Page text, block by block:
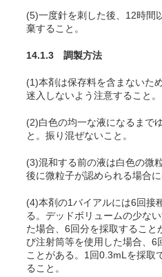
(5)一度針を刺した後、12時間
棄すること。
14.1.3 調製方法
(1)本剤は保存料を含まないた
迷入しないよう注意すること。
(2)白色の均一な液になるまで
と。振り混ぜないこと。
(3)混和する前の液は白色の微
後に微粒子が認められる場合に
(4)本剤の1バイアルには6回接
る。デッドボリュームの少な
た場合、6回分を採取すること
び注射筒等を使用した場合、6
ことがある。1回0.3mLを採取
ること。